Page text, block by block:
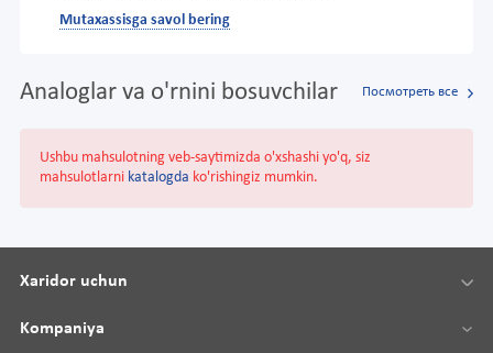
Mutaxassisga savol bering
Analoglar va o'rnini bosuvchilar Посмотреть все
Ushbu mahsulotning veb-saytimizda o'xshashi yo'q, siz
mahsulotlarni katalogda ko'rishingiz mumkin.
Xaridor uchun
Kompaniya